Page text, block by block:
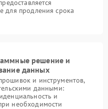
для продления срока
решение и
данных
и инструментов,
данными:
и
необходимости